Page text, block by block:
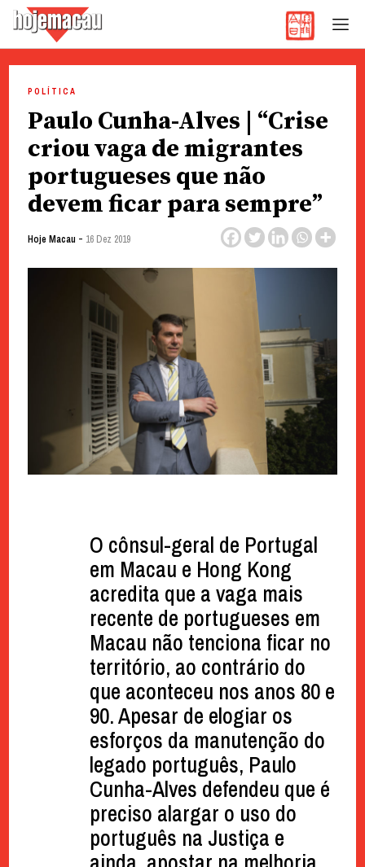
content
POLÍTICA
Paulo Cunha-Alves | “Crise
criou vaga de migrantes
portugueses que não
devem ficar para sempre”
Hoje Macau - 16 Dez 2019
O cônsul-geral de Portugal
em Macau e Hong Kong
acredita que a vaga mais
recente de portugueses em
Macau não tenciona ficar no
território, ao contrário do
que aconteceu nos anos 80 e
90. Apesar de elogiar os
esforços da manutenção do
legado português, Paulo
Cunha-Alves defendeu que é
preciso alargar o uso do
português na Justiça e